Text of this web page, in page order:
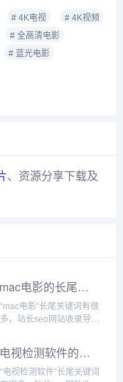
# 4K电视
# 4K视频
# 全高清电影
# 蓝光电影
、资源分享下载及
mac电影的长尾关键词是什么
“mac电影”长尾关键词有很
多，站长seo网站收录导航
相关长尾关键词： 百度的相
关长尾关键词：mac电影软
件,mac电影播放器,mac电影
电视检测软件的长尾关键词有什么
“电视检测软件”长尾关键词